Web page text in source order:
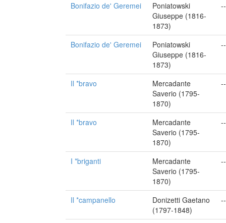
Bonifazio de' Geremei
Poniatowski
Giuseppe (1816-
1873)
--
Bonifazio de' Geremei
Poniatowski
Giuseppe (1816-
1873)
--
Il *bravo
Mercadante
Saverio (1795-
1870)
--
Il *bravo
Mercadante
Saverio (1795-
1870)
--
I *briganti
Mercadante
Saverio (1795-
1870)
--
Il *campanello
Donizetti Gaetano
(1797-1848)
--